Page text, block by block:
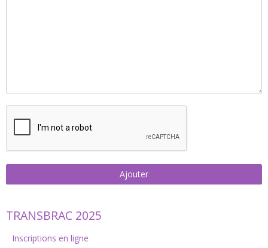
Ajouter
TRANSBRAC 2025
Inscriptions en ligne